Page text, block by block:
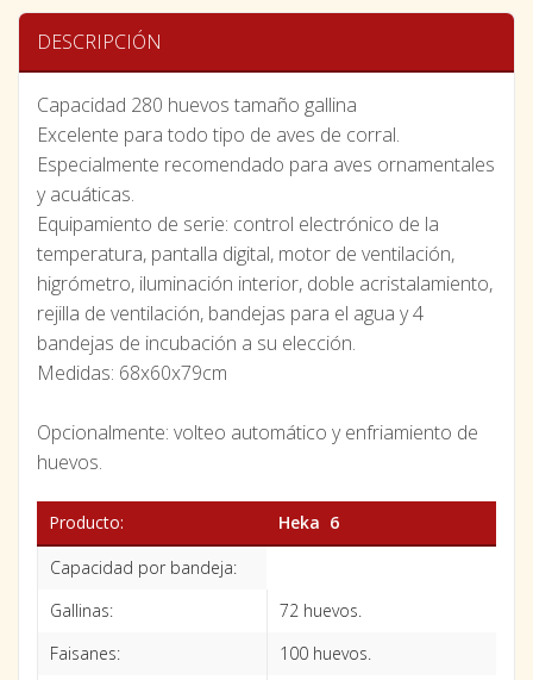
DESCRIPCIÓN
Capacidad 280 huevos tamaño gallina
Excelente para todo tipo de aves de corral.
Especialmente recomendado para aves ornamentales
y acuáticas.
Equipamiento de serie: control electrónico de la
temperatura, pantalla digital, motor de ventilación,
higrómetro, iluminación interior, doble acristalamiento,
rejilla de ventilación, bandejas para el agua y 4
bandejas de incubación a su elección.
Medidas: 68x60x79cm
Opcionalmente: volteo automático y enfriamiento de
huevos.
Producto:
Heka 6
Capacidad por bandeja:
Gallinas:
72 huevos.
Faisanes:
100 huevos.